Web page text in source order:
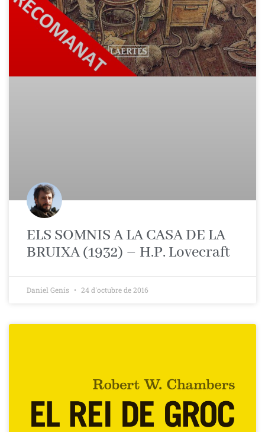
ELS SOMNIS A LA CASA DE LA
BRUIXA (1932) – H.P. Lovecraft
Daniel Genís 24 d'octubre de 2016